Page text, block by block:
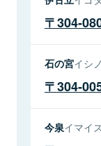
304-
石の宮イシ
304-
今泉イマイ